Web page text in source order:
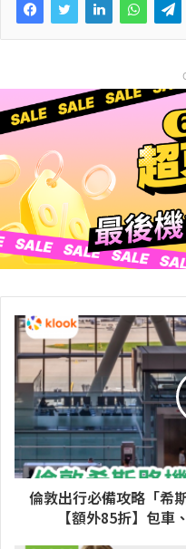
倫敦出行必備攻略「希
【額外85折】包車